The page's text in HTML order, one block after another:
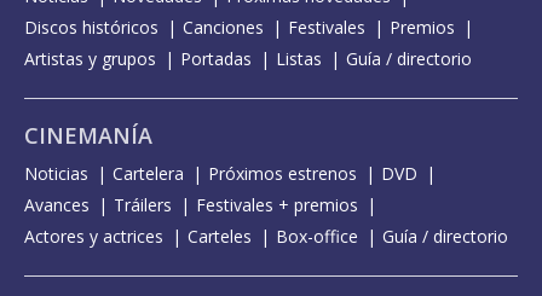
Discos históricos
Canciones Festivales
Premios
Artistas y grupos
Portadas Listas Guía / directorio
CINEMANÍA
Noticias Cartelera Próximos estrenos
DVD
Avances
Tráilers
Festivales + premios
Actores y actrices
Carteles Box-office Guía / directorio